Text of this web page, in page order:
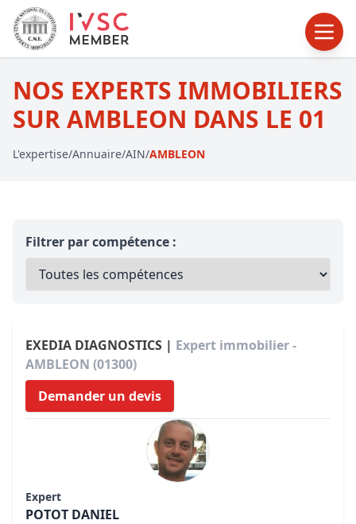
NOS EXPERTS IMMOBILIERS
SUR AMBLEON DANS LE 01
L'expertise/Annuaire/AIN/AMBLEON
Filtrer par compétence :
EXEDIA DIAGNOSTICS | Expert immobilier -
AMBLEON (01300)
Demander un devis
Expert
POTOT DANIEL